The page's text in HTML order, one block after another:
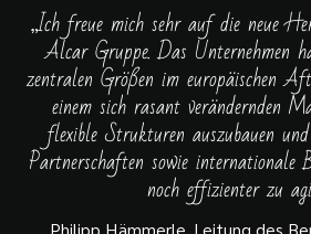
„Ich freue mich sehr auf die neue
Alcar Gruppe. Das Unternehmen
zentralen Größen im europäischen
einem sich rasant verändernden
flexible Strukturen auszubauen
Partnerschaften sowie internationale
noch effizienter zu